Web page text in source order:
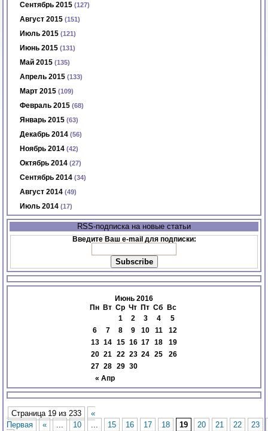
Сентябрь 2015 (127)
Август 2015 (151)
Июль 2015 (121)
Июнь 2015 (131)
Май 2015 (135)
Апрель 2015 (133)
Март 2015 (109)
Февраль 2015 (68)
Январь 2015 (63)
Декабрь 2014 (56)
Ноябрь 2014 (42)
Октябрь 2014 (27)
Сентябрь 2014 (34)
Август 2014 (49)
Июль 2014 (17)
RSS-подписка на новые статьи
Введите Ваш e-mail для подписки:
Июнь 2016
Пн
Вт Ср Чт Пт Сб Вс
« Апр
1 2 3 4
5
6
7 8 9 10 11
12
13 14 15 16 17 18
19
20 21 22 23 24 25
26
27 28 29 30
Страница 19 из 233
«
Первая
« ... 10 ... 15 16 17 18 19 20 21 22
23